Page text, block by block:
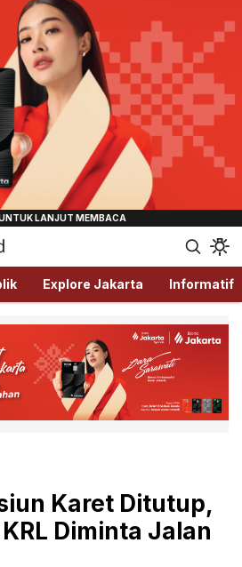
Ada Disini!
Explore Jakarta Informatif
Karet Ditutup,
Diminta Jalan